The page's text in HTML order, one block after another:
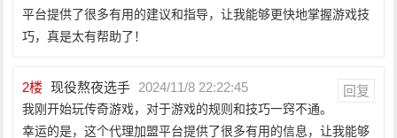
平台提供了很多有用的建议和指导，让我能够更快地掌握游戏技
巧，真是太有帮助了！
2楼 现役熬夜选手 2024/11/8 22:22:45 回复
我刚开始玩传奇游戏，对于游戏的规则和技巧一窍不通。
幸运的是，这个代理加盟平台提供了很多有用的信息，让我能够